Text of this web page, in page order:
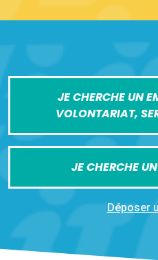
JE CHERCHE UN
VOLONTARIAT,
JE CHERCHE
Déposer